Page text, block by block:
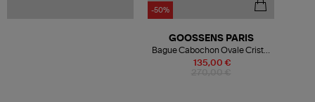
-50%
135,00 €
GOOSSENS PARIS
Bague Cabochon Ovale Cristal
de Roche Vert